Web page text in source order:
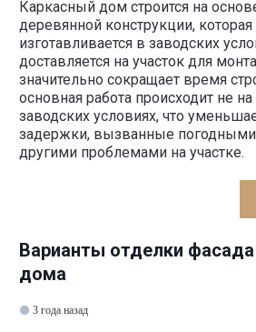
Каркасный дом строится на
деревянной конструкции,
изготавливается в заводских
доставляется на участок для
значительно сокращает время
основная работа происходит не на
заводских условиях, что
задержки, вызванные
другими проблемами на участке.
Варианты отделки фасада
дома
3 года назад